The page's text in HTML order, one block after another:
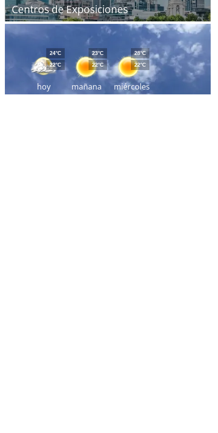
Centros de Exposiciones
hoy
24°C
22°C
mañana
23°C
22°C
miércoles
28°C
22°C